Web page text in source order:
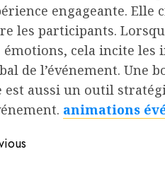
engageante.
les participants.
émotions, cela incite les
de l’événement. Une
est aussi un outil
animations